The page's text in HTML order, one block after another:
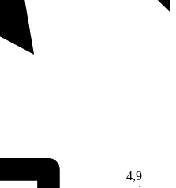
4,9